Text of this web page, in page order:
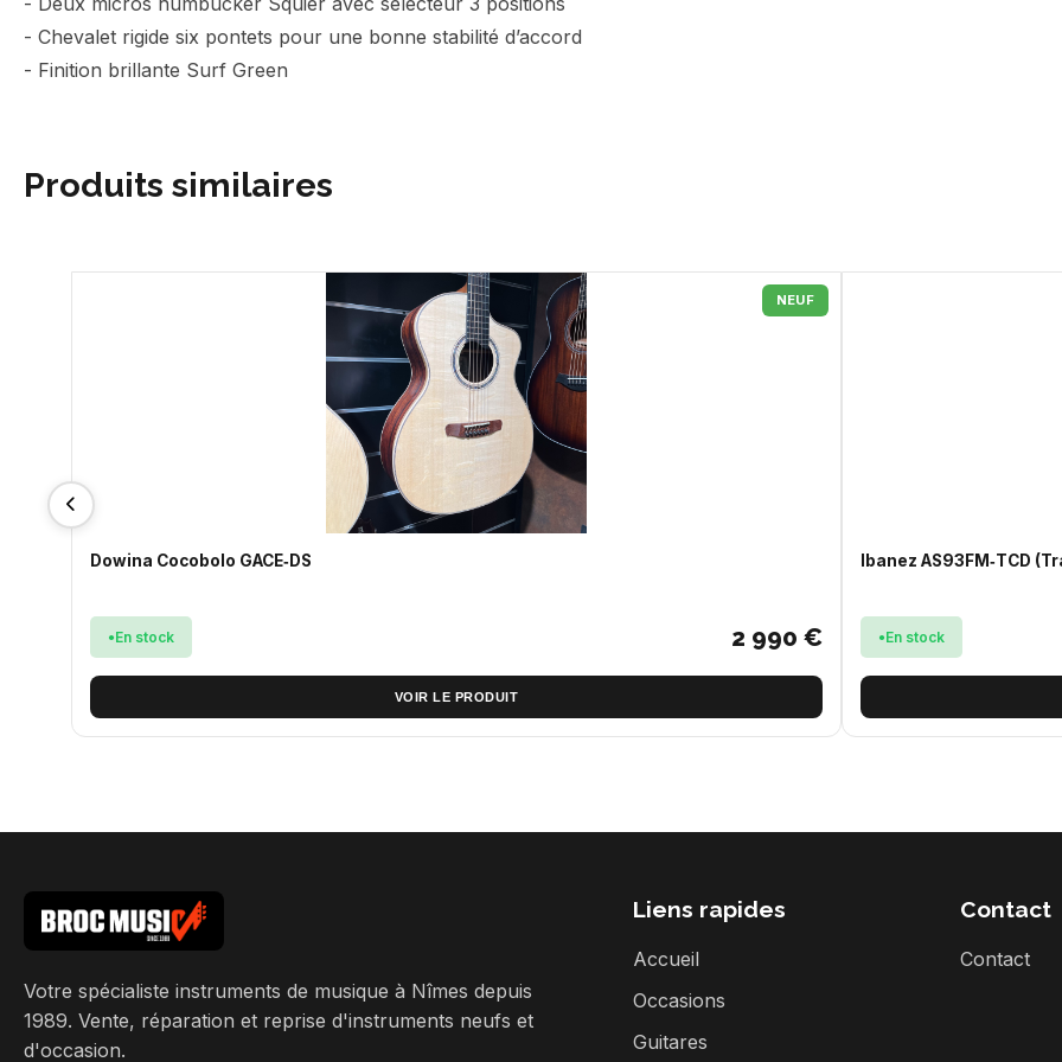
- Chevalet rigide six pontets pour une bonne stabilité d’accord
- Finition brillante Surf Green
Produits similaires
NEUF
Dowina Cocobolo GACE‑DS
En stock 2 990 €
VOIR LE PRODUIT
Ibanez AS93FM‑TCD
En stock
Votre spécialiste instruments de musique à Nîmes depuis
1989. Vente, réparation et reprise d'instruments neufs et
d'occasion.
Liens rapides
Accueil
Occasions
Guitares
Contact
Contact